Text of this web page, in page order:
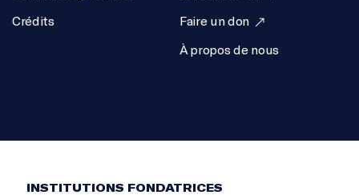
Crédits
Faire un don
À propos de nous
INSTITUTIONS FONDATRICES